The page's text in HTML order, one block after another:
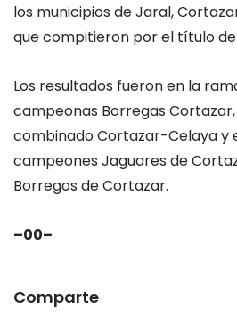
los municipios de Jaral,
que compitieron por el título
Los resultados fueron en la
campeonas Borregas
combinado Cortazar-Celaya y
campeones Jaguares de
Borregos de Cortazar.
–00–
Comparte